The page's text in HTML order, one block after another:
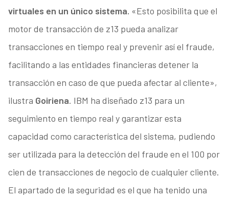
virtuales en un único sistema. «Esto posibilita que el
motor de transacción de z13 pueda analizar
transacciones en tiempo real y prevenir así el fraude,
facilitando a las entidades financieras detener la
transacción en caso de que pueda afectar al cliente»,
ilustra Goiriena. IBM ha diseñado z13 para un
seguimiento en tiempo real y garantizar esta
capacidad como característica del sistema, pudiendo
ser utilizada para la detección del fraude en el 100 por
cien de transacciones de negocio de cualquier cliente.
El apartado de la seguridad es el que ha tenido una